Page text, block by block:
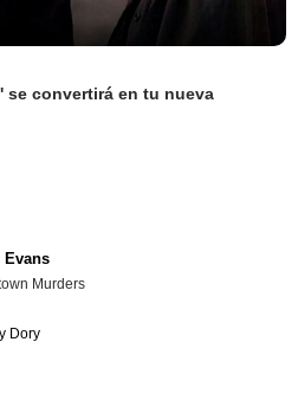
se convertirá en tu nueva
Evans
Murders
Dory